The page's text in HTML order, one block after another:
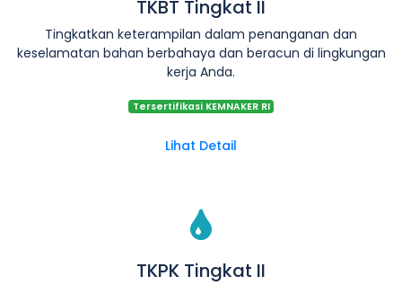
TKBT Tingkat II
Tingkatkan keterampilan dalam penanganan dan
keselamatan bahan berbahaya dan beracun di lingkungan
kerja Anda.
Tersertifikasi KEMNAKER RI
Lihat Detail
TKPK Tingkat II